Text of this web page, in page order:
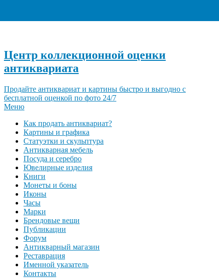
Центр коллекционной оценки
антиквариата
Продайте антиквариат и картины быстро и выгодно с
бесплатной оценкой по фото 24/7
Меню
Как продать антиквариат?
Картины и графика
Статуэтки и скульптура
Антикварная мебель
Посуда и серебро
Ювелирные изделия
Книги
Монеты и боны
Иконы
Часы
Марки
Брендовые вещи
Публикации
Форум
Антикварный магазин
Реставрация
Именной указатель
Контакты